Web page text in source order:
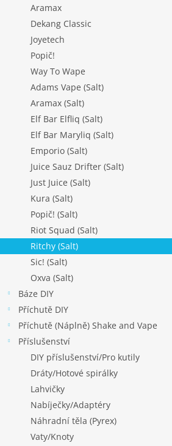
Aramax
Dekang Classic
Joyetech
Popič!
Way To Wape
Adams Vape (Salt)
Aramax (Salt)
Elf Bar Elfliq (Salt)
Elf Bar Maryliq (Salt)
Emporio (Salt)
Juice Sauz Drifter (Salt)
Just Juice (Salt)
Kura (Salt)
Popič! (Salt)
Riot Squad (Salt)
Ritchy (Salt)
Sic! (Salt)
Oxva (Salt)
Báze DIY
Příchutě DIY
Příchutě (Náplně) Shake and Vape
Příslušenství
DIY příslušenství/Pro kutily
Dráty/Hotové spirálky
Lahvičky
Nabíječky/Adaptéry
Náhradní těla (Pyrex)
Vaty/Knoty